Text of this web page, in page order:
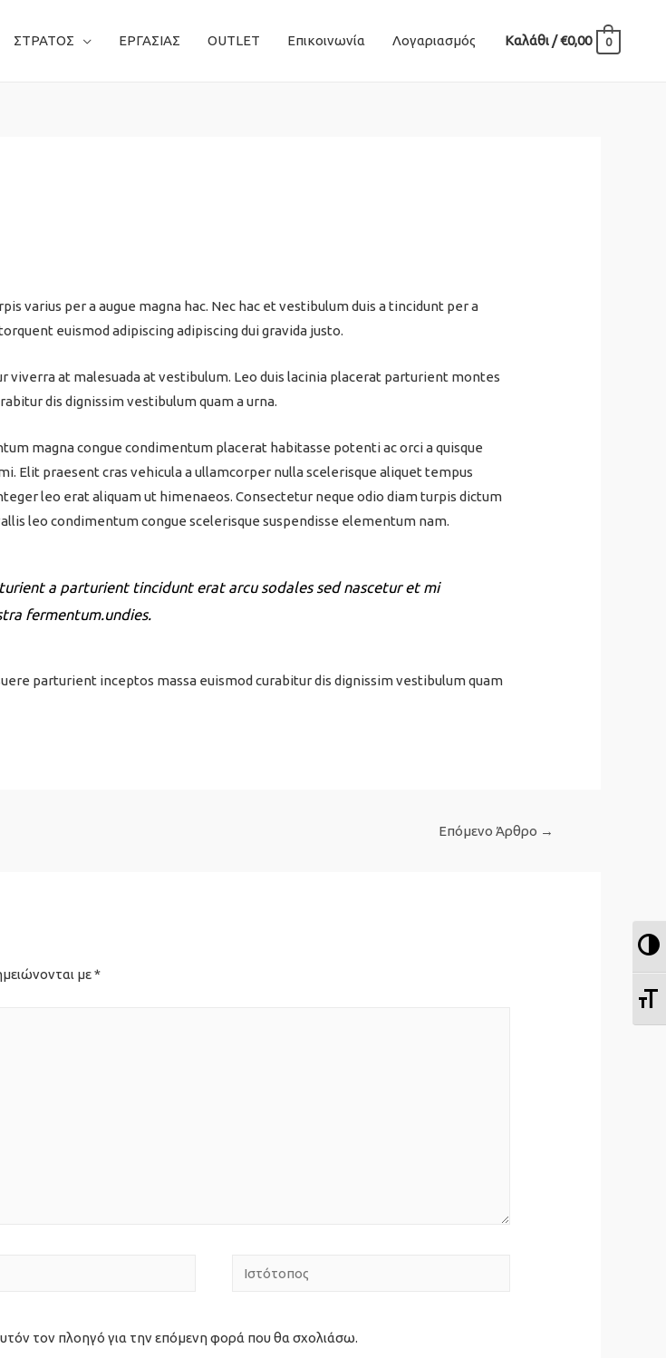
ΣΤΡΑΤΟΣ ΕΡΓΑΣΙΑΣ OUTLET Επικοινωνία Λογαριασμός Καλάθι/€0,00 0
varius per a augue magna hac. Nec hac et vestibulum duis a tincidunt per a
euismod adipiscing adipiscing dui gravida justo.
at malesuada at vestibulum. Leo duis lacinia placerat parturient montes
dis dignissim vestibulum quam a urna.
magna congue condimentum placerat habitasse potenti ac orci a quisque
Elit praesent cras vehicula a ullamcorper nulla scelerisque aliquet tempus
leo erat aliquam ut himenaeos. Consectetur neque odio diam turpis dictum
leo condimentum congue scelerisque suspendisse elementum nam.
a parturient tincidunt erat arcu sodales sed nascetur et mi
fermentum.undies.
parturient inceptos massa euismod curabitur dis dignissim vestibulum quam
Επόμενο Άρθρο →
με*
Ιστότοπος
τον πλοηγό για την επόμενη φορά που θα σχολιάσω.